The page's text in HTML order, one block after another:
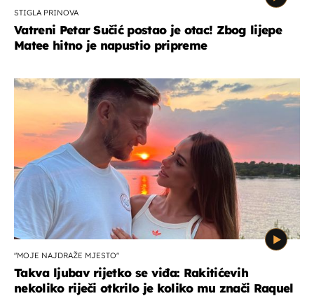
STIGLA PRINOVA
Vatreni Petar Sučić postao je otac! Zbog lijepe
Matee hitno je napustio pripreme
"MOJE NAJDRAŽE MJESTO"
Takva ljubav rijetko se viđa: Rakitićevih
nekoliko riječi otkrilo je koliko mu znači Raquel